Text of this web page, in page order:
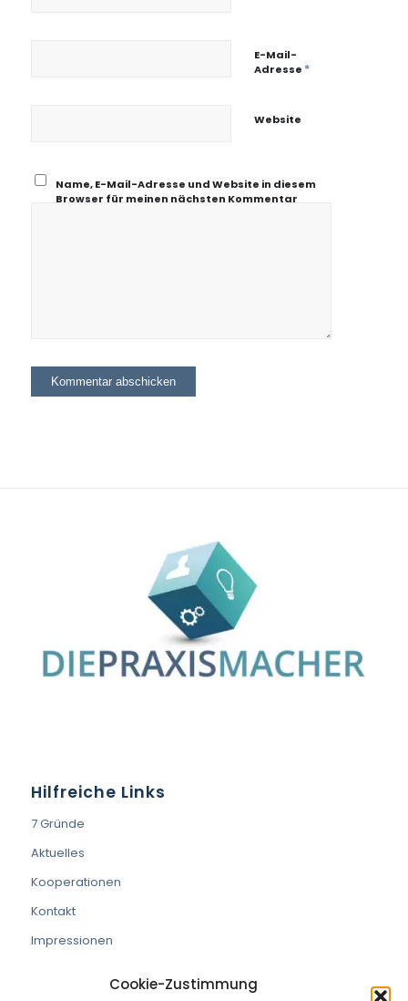
Cookie-Zustimmung
E-Mail-
Adresse *
Website
Name, E-Mail-Adresse und Website in diesem
Browser für meinen nächsten Kommentar
Hilfreiche Links
7 Gründe
Aktuelles
Kooperationen
Kontakt
Impressionen